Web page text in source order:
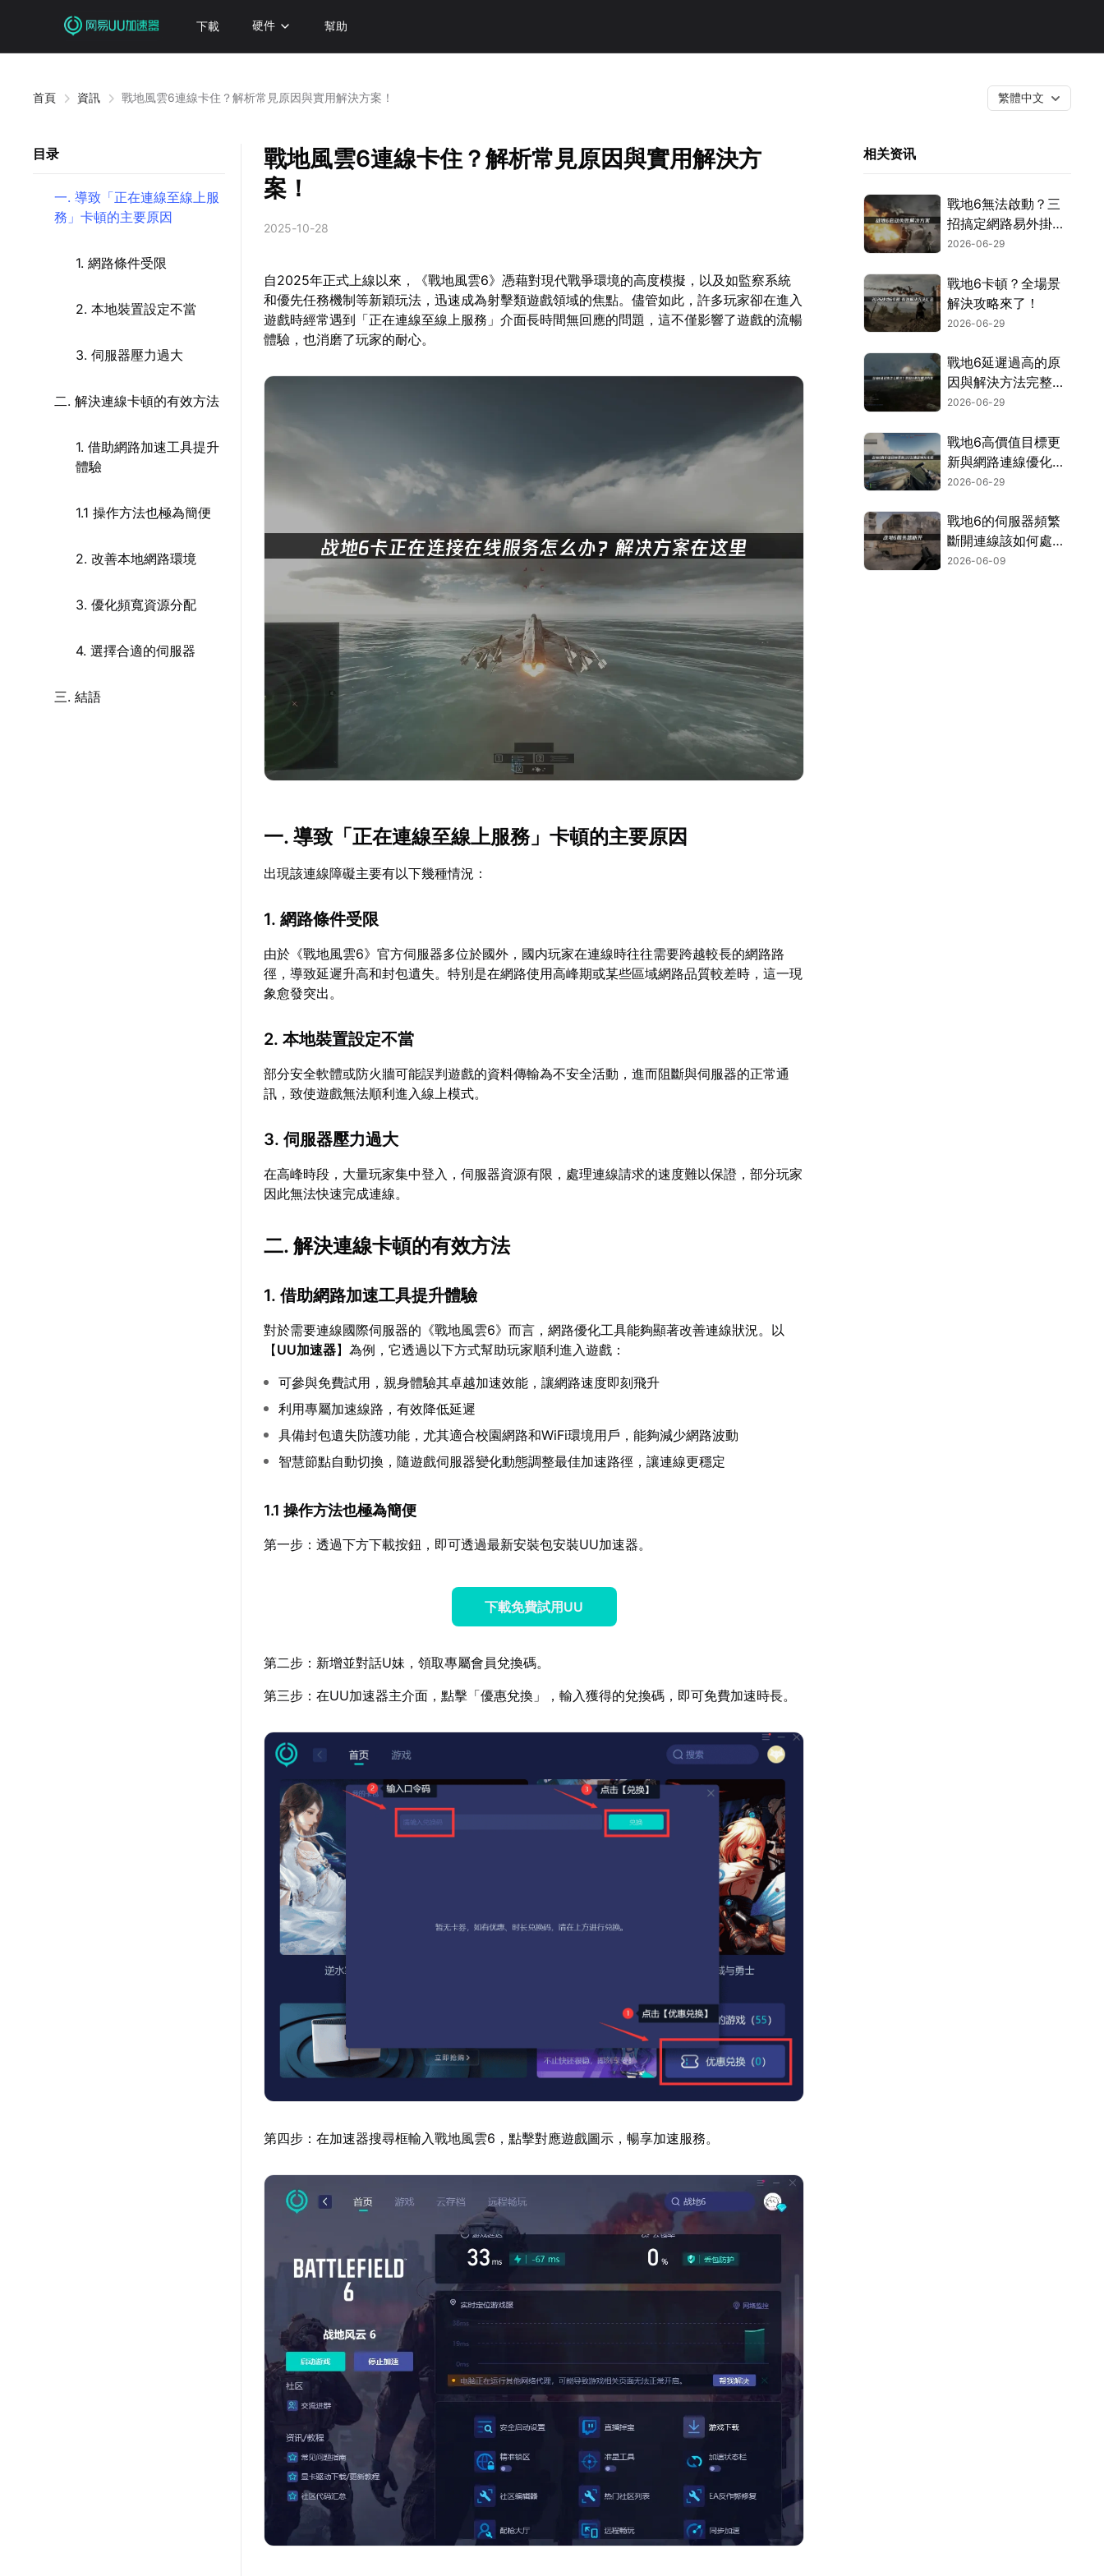
下載 硬件 幫助
首頁 資訊 戰地風雲6連線卡住？解析常見原因與實用解決方案！ 繁體中文
目录
一. 導致「正在連線至線上服
務」卡頓的主要原因
1. 網路條件受限
2. 本地裝置設定不當
3. 伺服器壓力過大
二. 解決連線卡頓的有效方法
1. 借助網路加速工具提升
體驗
1.1 操作方法也極為簡便
2. 改善本地網路環境
3. 優化頻寬資源分配
4. 選擇合適的伺服器
三. 結語
戰地風雲6連線卡住？解析常見原因與實用解決方
案！
2025-10-28
自2025年正式上線以來，《戰地風雲6》憑藉對現代戰爭環境的高度模擬，以及如監察系統
和優先任務機制等新穎玩法，迅速成為射擊類遊戲領域的焦點。儘管如此，許多玩家卻在進入
遊戲時經常遇到「正在連線至線上服務」介面長時間無回應的問題，這不僅影響了遊戲的流暢
體驗，也消磨了玩家的耐心。
一. 導致「正在連線至線上服務」卡頓的主要原因
出現該連線障礙主要有以下幾種情況：
1. 網路條件受限
由於《戰地風雲6》官方伺服器多位於國外，國内玩家在連線時往往需要跨越較長的網路路
徑，導致延遲升高和封包遺失。特別是在網路使用高峰期或某些區域網路品質較差時，這一現
象愈發突出。
2. 本地裝置設定不當
部分安全軟體或防火牆可能誤判遊戲的資料傳輸為不安全活動，進而阻斷與伺服器的正常通
訊，致使遊戲無法順利進入線上模式。
3. 伺服器壓力過大
在高峰時段，大量玩家集中登入，伺服器資源有限，處理連線請求的速度難以保證，部分玩家
因此無法快速完成連線。
二. 解決連線卡頓的有效方法
1. 借助網路加速工具提升體驗
對於需要連線國際伺服器的《戰地風雲6》而言，網路優化工具能夠顯著改善連線狀況。以
【UU加速器】為例，它透過以下方式幫助玩家順利進入遊戲：
可參與免費試用，親身體驗其卓越加速效能，讓網路速度即刻飛升
利用專屬加速線路，有效降低延遲
具備封包遺失防護功能，尤其適合校園網路和WiFi環境用戶，能夠減少網路波動
智慧節點自動切換，隨遊戲伺服器變化動態調整最佳加速路徑，讓連線更穩定
1.1 操作方法也極為簡便
第一步：透過下方下載按鈕，即可透過最新安裝包安裝UU加速器。
下載免費試用UU
第二步：新增並對話U妹，領取專屬會員兌換碼。
第三步：在UU加速器主介面，點擊「優惠兌換」，輸入獲得的兌換碼，即可免費加速時長。
第四步：在加速器搜尋框輸入戰地風雲6，點擊對應遊戲圖示，暢享加速服務。
相关资讯
戰地6無法啟動？三
招搞定網路易外掛與
安全設定！
2026-06-29
戰地6卡頓？全場景
解決攻略來了！
2026-06-29
戰地6延遲過高的原
因與解決方法完整解
析！
2026-06-29
戰地6高價值目標更
新與網路連線優化攻
略！
2026-06-29
戰地6的伺服器頻繁
斷開連線該如何處
理？三個方法讓你徹
2026-06-09